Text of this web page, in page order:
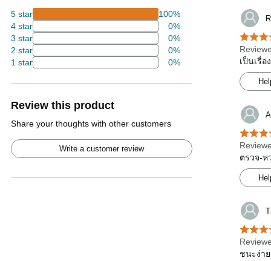
5 star
100%
4 star
0%
3 star
0%
2 star
0%
1 star
0%
Review this product
Share your thoughts with other customers
Write a customer review
เป็นเรื่
ตรวจ-ห
ชนะง่า